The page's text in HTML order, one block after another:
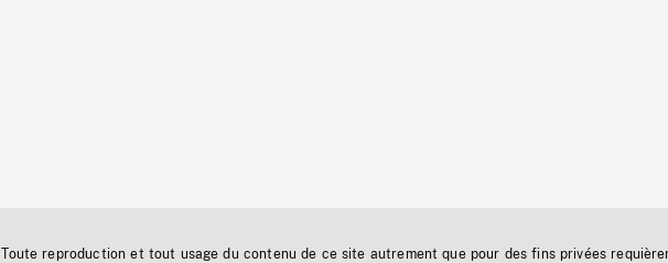
Toute reproduction et tout usage du contenu de ce site autrement que pour des fins privées